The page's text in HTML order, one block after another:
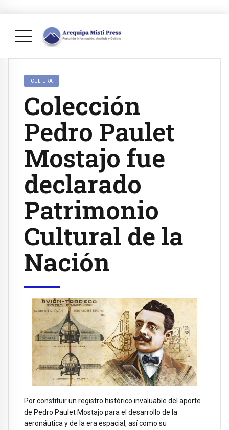
CULTURA
Colección
Pedro Paulet
Mostajo fue
declarado
Patrimonio
Cultural de la
Nación
Por constituir un registro histórico invaluable del aporte
de Pedro Paulet Mostajo para el desarrollo de la
aeronáutica y de la era espacial, así como su